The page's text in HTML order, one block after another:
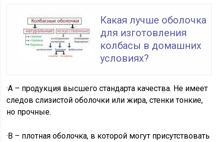
Какая лучше оболочка
для изготовления
колбасы в домашних
условиях?
·А – продукция высшего стандарта качества. Не имеет
следов слизистой оболочки или жира, стенки тонкие,
но прочные.
·В – плотная оболочка, в которой могут присутствовать